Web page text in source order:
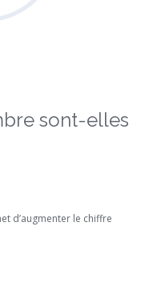
sont-elles
d’augmenter le chiffre